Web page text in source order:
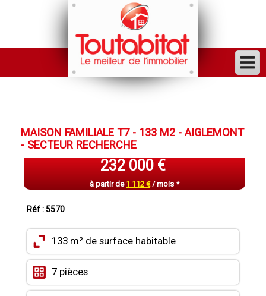
ACHETER
FINANCER
LOUER
GESTION
TRAVAUX
VENDU
MAISON FAMILIALE T7 - 133 M2 - AIGLEMONT
- SECTEUR RECHERCHE
232 000 €
à partir de 1 112 €/ mois *
Réf : 5570
133 m² de surface habitable
7 pièces